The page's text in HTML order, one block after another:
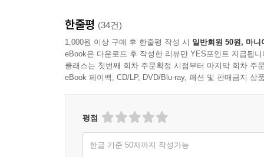
한줄평 (34건)
1,000원 이상 구매 후 한줄평 작성 시 일반회원 50원, 마니
eBook은 다운로드 후 작성한 리뷰만 YES포인트 지급됩니
클래스는 첫번째 회차 주문확정 시점부터 마지막 회차 주
eBook 페이백, CD/LP, DVD/Blu-ray, 패션 및 판매금지 상
평점
한글 기준 50자까지 작성가능